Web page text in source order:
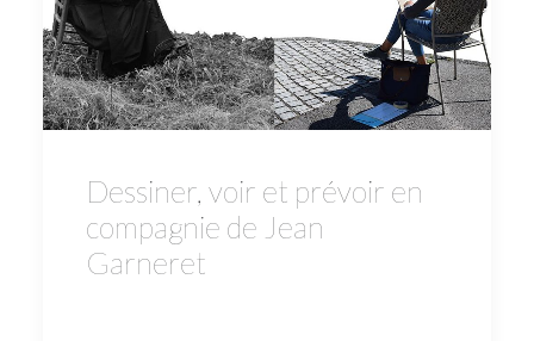
Dessiner, voir et prévoir en
compagnie de Jean
Garneret